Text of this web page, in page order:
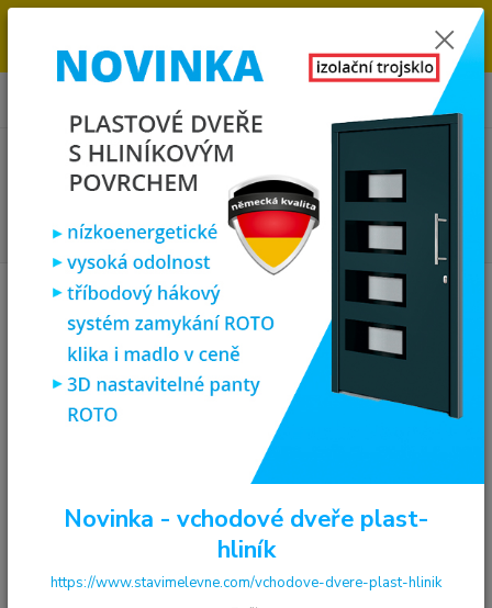
OBJEDNÁVKOU. MÁME 7 000 OKEN A DVEŘÍ SKLADEM U NÁS V
KLATOVECH.
0
0,00 Kč
Plastová okna
plastové okno 120x150 cm, dvoukřídlé, bílé,
PREMIUM 7000
plastové okno 120x150 cm,
dvoukřídlé, bílé, PREMIUM 7000
Novinka - vchodové dveře plast-
hliník
https://www.stavimelevne.com/vchodove-dvere-plast-hlinik